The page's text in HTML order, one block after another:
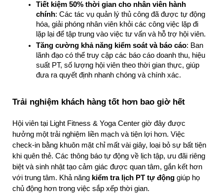
Tiết kiệm 50% thời gian cho nhân viên hành
chính: Các tác vụ quản lý thủ công đã được tự động
hóa, giải phóng nhân viên khỏi các công việc lặp đi
lặp lại để tập trung vào việc tư vấn và hỗ trợ hội viên.
Tăng cường khả năng kiểm soát và báo cáo: Ban
lãnh đạo có thể truy cập các báo cáo doanh thu, hiệu
suất PT, số lượng hội viên theo thời gian thực, giúp
đưa ra quyết định nhanh chóng và chính xác.
Trải nghiệm khách hàng tốt hơn bao giờ hết
Hội viên tại Light Fitness & Yoga Center giờ đây được
hưởng một trải nghiệm liền mạch và tiện lợi hơn. Việc
check-in bằng khuôn mặt chỉ mất vài giây, loại bỏ sự bất tiện
khi quên thẻ. Các thông báo tự động về lịch tập, ưu đãi riêng
biệt và sinh nhật tạo cảm giác được quan tâm, gắn kết hơn
với trung tâm. Khả năng kiểm tra lịch PT tự động giúp họ
chủ động hơn trong việc sắp xếp thời gian.